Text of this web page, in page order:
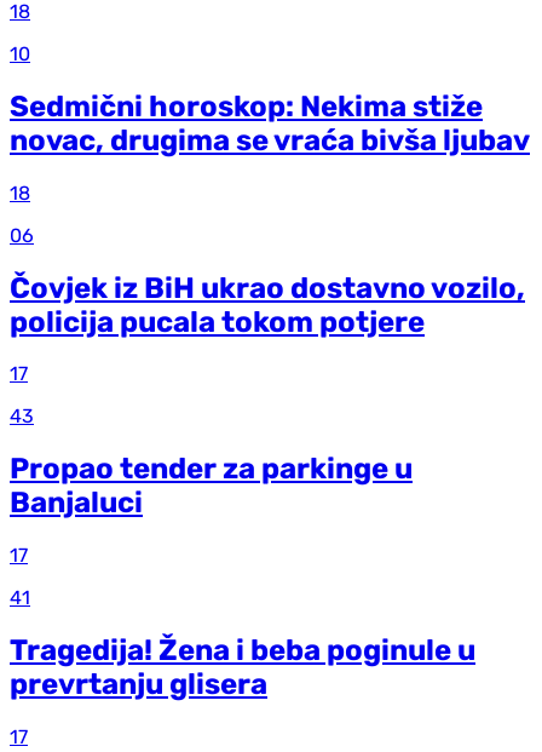
18
10
Sedmični horoskop: Nekima stiže
novac, drugima se vraća bivša ljubav
18
06
Čovjek iz BiH ukrao dostavno vozilo,
policija pucala tokom potjere
17
43
Propao tender za parkinge u
Banjaluci
17
41
Tragedija! Žena i beba poginule u
prevrtanju glisera
17